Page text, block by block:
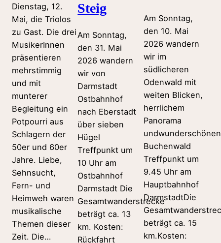
Dienstag, 12.
Mai, die Triolos
zu Gast. Die drei
MusikerInnen
präsentieren
mehrstimmig
und mit
munterer
Begleitung ein
Potpourri aus
Schlagern der
50er und 60er
Jahre. Liebe,
Sehnsucht,
Fern- und
Heimweh waren
musikalische
Themen dieser
Zeit. Die…
Steig
Am Sonntag,
den 31. Mai
2026 wandern
wir von
Darmstadt
Ostbahnhof
nach Eberstadt
über sieben
Hügel
Treffpunkt um
10 Uhr am
Ostbahnhof
Darmstadt Die
Gesamtwanderstrecke
beträgt ca. 13
km. Kosten:
Rückfahrt
Am Sonntag,
den 10. Mai
2026 wandern
wir im
südlicheren
Odenwald mit
weiten Blicken,
herrlichem
Panorama
undwunderschönen
Buchenwald
Treffpunkt um
9.45 Uhr am
Hauptbahnhof
DarmstadtDie
beträgt ca. 15
km.Kosten: